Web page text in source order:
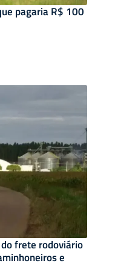
pagaria R$ 100
frete rodoviário
e